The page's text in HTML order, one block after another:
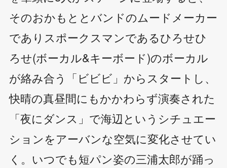
そのおかもととバンドのムードメーカー
でありスポークスマンであるひろせひ
ろせ(ボーカル&キーボード)のボーカル
が絡み合う「ビビビ」からスタートし、
快晴の真昼間にもかかわらず演奏された
「夜にダンス」で海辺というシチュエー
ションをアーバンな空気に変化させてい
く。いつでも短パン姿の三浦太郎が踊っ